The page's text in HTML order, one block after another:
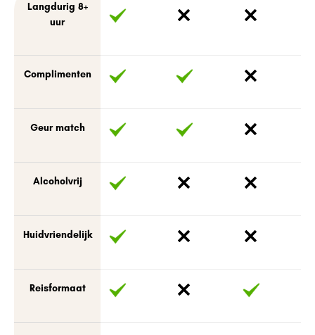
Langdurig 8+
uur
Complimenten
Geur match
Alcoholvrij
Huidvriendelijk
Reisformaat